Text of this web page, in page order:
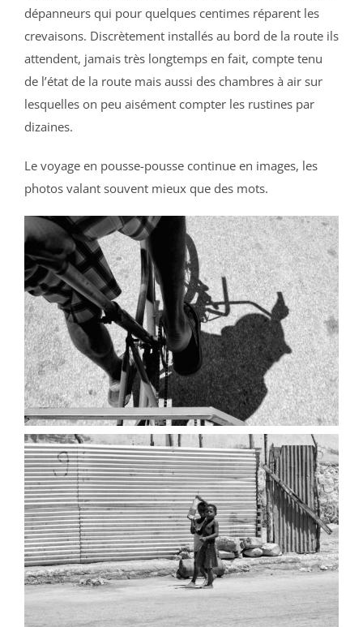
dépanneurs qui pour quelques centimes réparent les
crevaisons. Discrètement installés au bord de la route ils
attendent, jamais très longtemps en fait, compte tenu
de l’état de la route mais aussi des chambres à air sur
lesquelles on peu aisément compter les rustines par
dizaines.
Le voyage en pousse-pousse continue en images, les
photos valant souvent mieux que des mots.